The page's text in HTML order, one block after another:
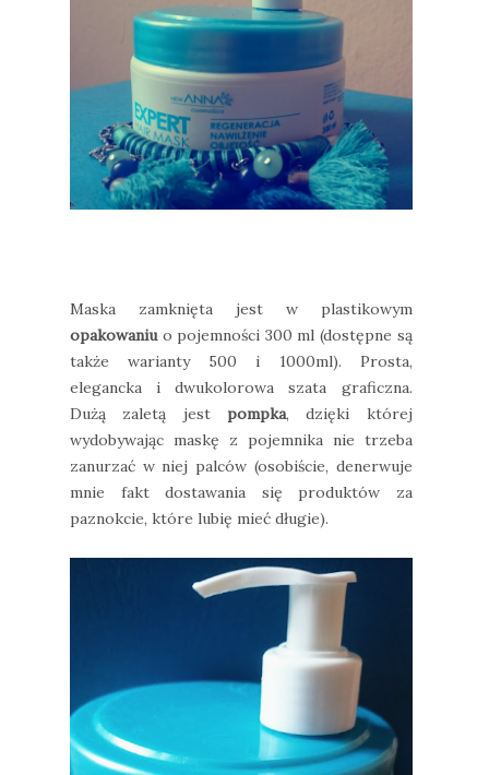
Maska zamknięta jest w plastikowym
opakowaniuo pojemności 300 ml (dostępne są
także warianty 500 i 1000ml). Prosta,
elegancka i dwukolorowa szata graficzna.
Dużą zaletą jest pompka, dzięki której
wydobywając maskę z pojemnika nie trzeba
zanurzać w niej palców (osobiście, denerwuje
mnie fakt dostawania się produktów za
paznokcie, które lubię mieć długie).